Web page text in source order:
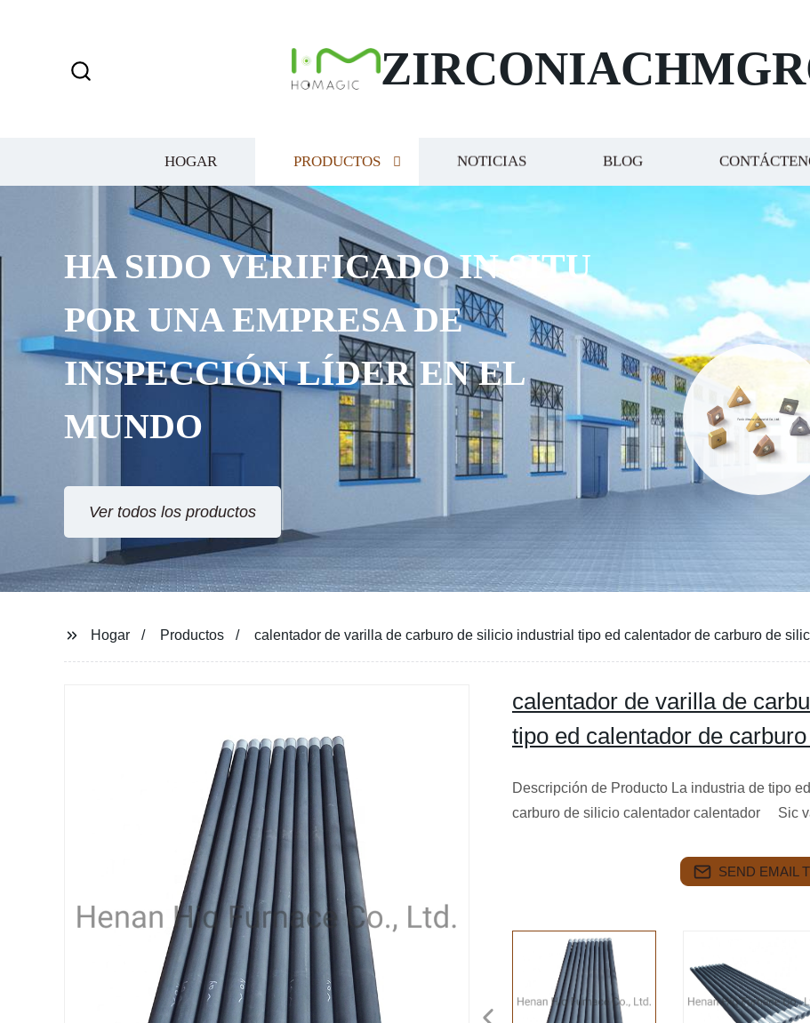
HOGAR PRODUCTOS NOTICIAS BLOG
Hogar Productos calentador de varilla de carburo de silicio industrial tipo ed calentador de carburo de
calentador de varilla de
tipo ed calentador de
Descripción de Producto La industria de tipo
carburo de silicio calentador calentador Sic
SEND EMAIL